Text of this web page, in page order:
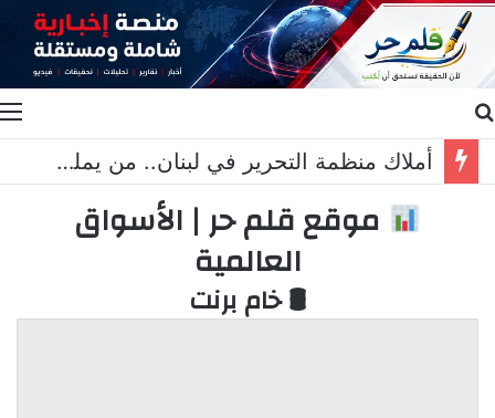
أملاك منظمة التحرير في لبنان.. من يملك “إرث” ؟
موقع قلم حر | الأسواق
العالمية
🛢 خام برنت